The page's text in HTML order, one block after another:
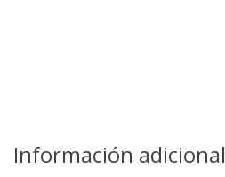
Información adicional